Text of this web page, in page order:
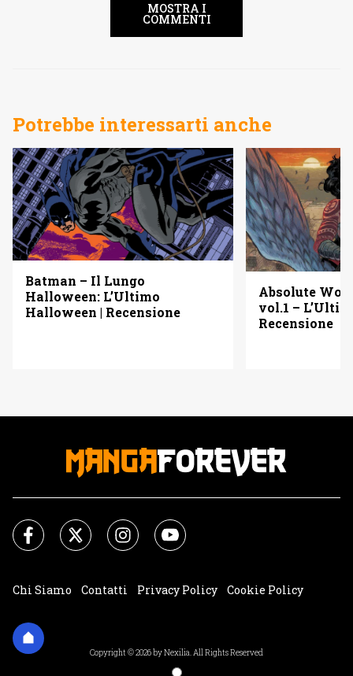
MOSTRA I
COMMENTI
Potrebbe interessarti anche
Batman – Il Lungo
Halloween: L’Ultimo
Halloween | Recensione
Absolute
vol.1 –
Recensione
Chi Siamo Contatti Privacy Policy
Cookie Policy
Copyright © 2026 by Nexilia. All Rights Reserved